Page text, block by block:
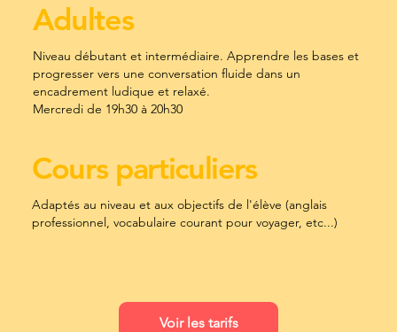
Adultes
Niveau débutant et intermédiaire. Apprendre les bases et
progresser vers une conversation fluide dans un
encadrement ludique et relaxé.
Mercredi de 19h30 à 20h30
Cours particuliers
Adaptés au niveau et aux objectifs de l'élève (anglais
professionnel, vocabulaire courant pour voyager, etc...)
Voir les tarifs